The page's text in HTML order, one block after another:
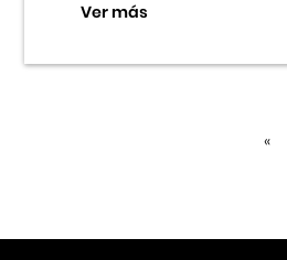
Ver más
«